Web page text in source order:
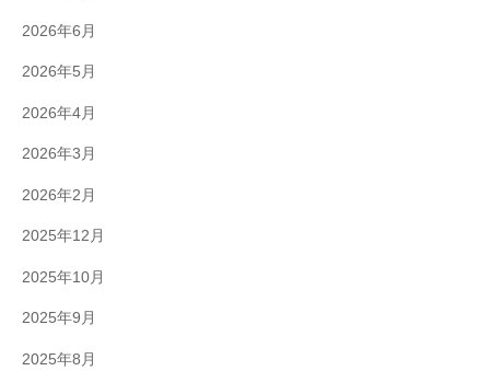
る
2026年6月
2026年5月
2026年4月
2026年3月
2026年2月
2025年12月
2025年10月
2025年9月
2025年8月